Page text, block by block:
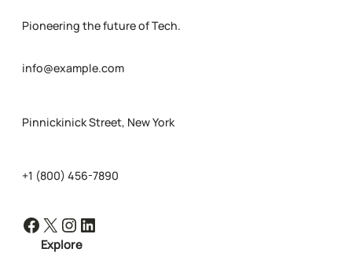
Pioneering the future of Tech.
info@example.com
Pinnickinick Street, New York
+1 (800) 456-7890
Facebook X Instagram LinkedIn
Explore